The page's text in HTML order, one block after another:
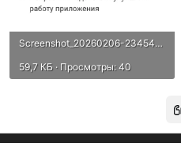
Screenshot_20260206-234547.webp
59,7 КБ · Просмотры: 40